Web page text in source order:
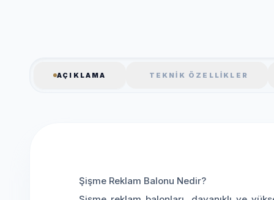
AÇIKLAMA TEKNIK ÖZELLIKLER
Şişme Reklam Balonu Nedir?